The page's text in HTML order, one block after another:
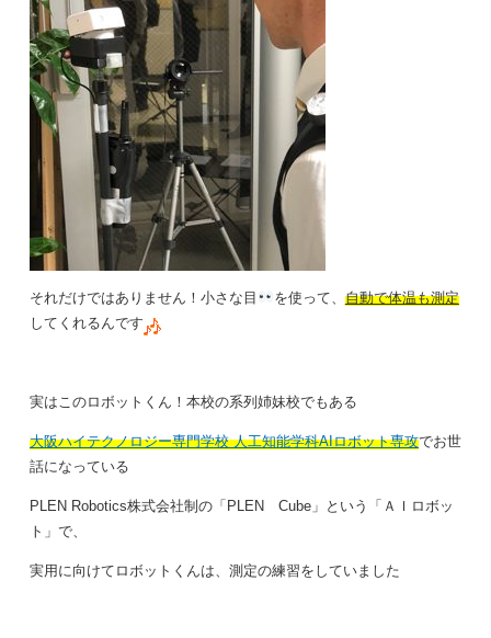
それだけではありません！小さな目 を使って、 自動で体温も測定
してくれるんです
実はこのロボットくん！本校の系列姉妹校でもある
大阪ハイテクノロジー専門学校 人工知能学科AIロボット専攻でお世
話になっている
PLEN Robotics株式会社制の「PLEN Cube」という「ＡＩロボッ
ト」で、
実用に向けてロボットくんは、測定の練習をしていました